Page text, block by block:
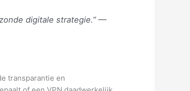
digitale strategie.” —
transparantie en